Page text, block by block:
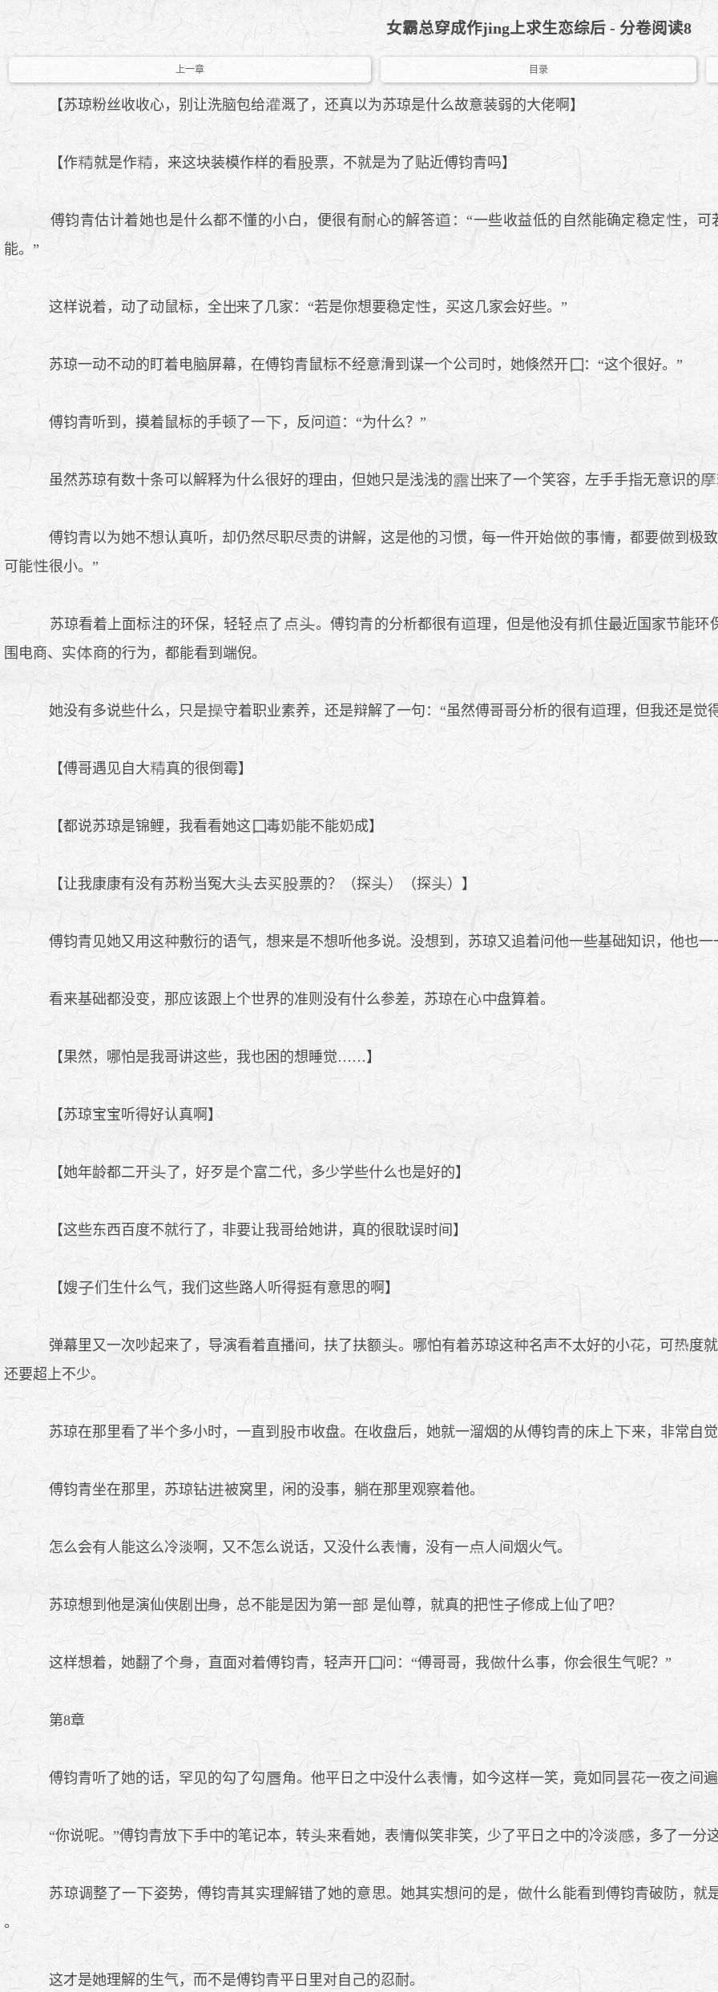
女霸总穿成作jing上求生恋综后 - 分卷阅读8
上一章 目录
【苏琼粉丝收收心，别让洗脑包给 溉了，还真以为苏琼是什么故意装弱的大佬啊】
【作 就是作 ，来这块装模作样的看 票，不就是为了贴近傅钧青吗】
傅钧青估计着她也是什么都不懂的小白，便很有耐心的解答 ：“一些收益低的自然能确定稳定
，可
能。”
这样说着，动了动鼠标，全 来了几家：“若是你想要稳定 ，买这几家会好些。”
苏琼一动不动的盯着电脑屏幕，在傅钧青鼠标不经意 到谋一个公司时，她倏然开 ：“这个很好。”
傅钧青听到，摸着鼠标的手顿了一 ，反问 ：“为什么？”
虽然苏琼有数十条可以解释为什么很好的理由，但她只是浅浅的 来了一个笑容，左手手指无意识的
傅钧青以为她不想认真听，却仍然尽职尽责的讲解，这是他的习惯，每一件开始 的事 ，都要
到极
可能
很小。”
苏琼看着上面标注的环保，轻轻 了 。傅钧青的分析都很有
理，但是他没有抓住最近国家节能环
围电商、实
商的行为，都能看到端倪。
她没有多说些什么，只是 守着职业素养，还是辩解了一句：“虽然傅哥哥分析的很有 理，但我还是觉
【傅哥遇见自大 真的很倒霉】
【都说苏琼是锦鲤，我看看她这 毒 能不能 成】
【让我康康有没有苏粉当冤大 去买 票的？（探 ）（探 ）】
傅钧青见她又用这 敷衍的语气，想来是不想听他多说。没想到，苏琼又追着问他一些基础知识，他也一
看来基础都没变，那应该跟上个世界的准则没有什么参差，苏琼在心 盘算着。
【果然，哪怕是我哥讲这些，我也困的想睡觉……】
【苏琼宝宝听得好认真啊】
【她年龄都二开 了，好歹是个富二代，多少学些什么也是好的】
【这些东西百度不就行了，非要让我哥给她讲，真的很耽误时间】
【嫂 们生什么气，我们这些路人听得 有意思的啊】
弹幕里又一次吵起来了，导演看着直播间，扶了扶额 。哪怕有着苏琼这 名声不太好的小 ，可
度
还要超上不少。
苏琼在那里看了半个多小时，一直到 市收盘。在收盘后，她就一溜烟的从傅钧青的床上 来，非常自
傅钧青坐在那里，苏琼钻 被窝里，闲的没事，躺在那里观察着他。
怎么会有人能这么冷淡啊，又不怎么说话，又没什么表 ，没有一 人间烟火气。
苏琼想到他是演仙侠剧 ，总不能是因为第一 是仙尊，就真的把 修成上仙了吧？
这样想着，她翻了个 ，直面对着傅钧青，轻声开 问：“傅哥哥，我 什么事，你会很生气呢？”
第8章
傅钧青听了她的话，罕见的勾了勾 角。他平日之 没什么表 ，如今这样一笑，竟如同昙 一夜之间
“你说呢。”傅钧青放 手 的笔记本，转 来看她，表 似笑非笑，少了平日之 的冷淡 ，多了一分
苏琼调整了一 姿势，傅钧青其实理解错了她的意思。她其实想问的是，
什么能看到傅钧青破防，就
。
这才是她理解的生气，而不是傅钧青平日里对自己的忍耐。